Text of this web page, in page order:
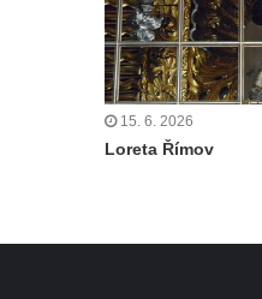
Márnice na
Kaple v
Kaple Panny
Kaple mezi
Třebonínem
15. 6. 2026
Loreta Římov